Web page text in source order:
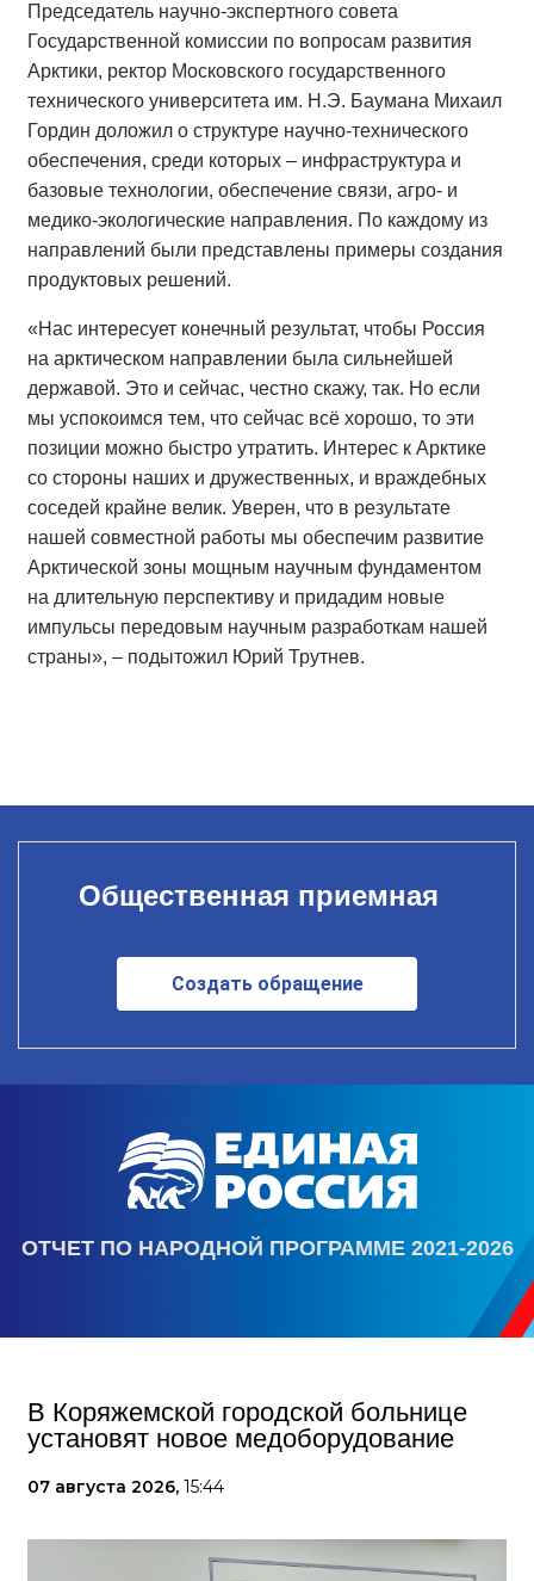
Председатель научно-экспертного совета
Государственной комиссии по вопросам развития
Арктики, ректор Московского государственного
технического университета им. Н.Э. Баумана Михаил
Гордин доложил о структуре научно-технического
обеспечения, среди которых – инфраструктура и
базовые технологии, обеспечение связи, агро- и
медико-экологические направления. По каждому из
направлений были представлены примеры создания
продуктовых решений.
«Нас интересует конечный результат, чтобы Россия
на арктическом направлении была сильнейшей
державой. Это и сейчас, честно скажу, так. Но если
мы успокоимся тем, что сейчас всё хорошо, то эти
позиции можно быстро утратить. Интерес к Арктике
со стороны наших и дружественных, и враждебных
соседей крайне велик. Уверен, что в результате
нашей совместной работы мы обеспечим развитие
Арктической зоны мощным научным фундаментом
на длительную перспективу и придадим новые
импульсы передовым научным разработкам нашей
страны», – подытожил Юрий Трутнев.
Общественная приемная
Создать обращение
ОТЧЕТ ПО НАРОДНОЙ ПРОГРАММЕ 2021-2026
В Коряжемской городской больнице
установят новое медоборудование
07 августа 2026, 15:44